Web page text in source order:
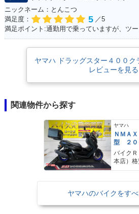
ニックネーム：とんこつ
満足度：
5 ／5
ヤマハ ドラッグスター４００ク
レビューを見る
関連物件から探す
ヤマハ
ＮＭＡ
型 ２０
ル Ａ
ス リア
アＢＯＸ
バイク
本店）格
ヤマハのバイクをす